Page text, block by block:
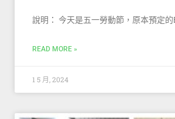
說明： 今天是五一勞動節，原本預定的
READ MORE »
1 5 月, 2024